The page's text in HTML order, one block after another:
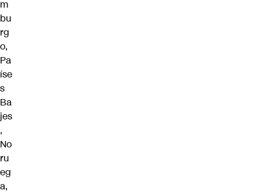
m
bu
rg
o,
Pa
íse
s
Ba
jes
,
No
ru
eg
a,